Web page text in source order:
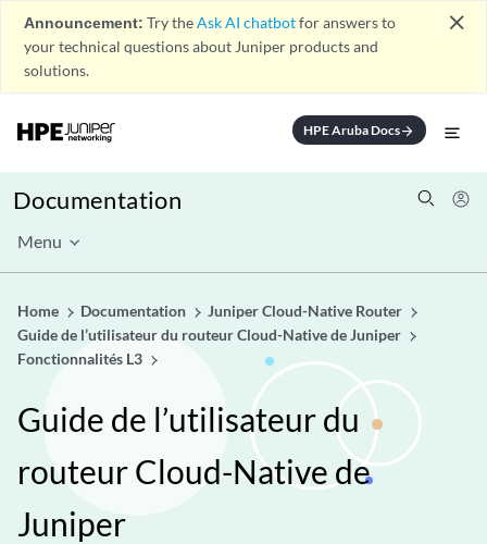
Announcement: Try theAsk AI chatbotfor answers to
your technical questions about Juniper products and
solutions.
close
HPE Aruba Docsarrow_forward
Documentation
Menu
Home Documentation
Juniper Cloud-Native Router
Guide de l’utilisateur du routeur Cloud-Native de Juniper
Fonctionnalités L3
Guide de l’utilisateur du
routeur Cloud-Native de
Juniper